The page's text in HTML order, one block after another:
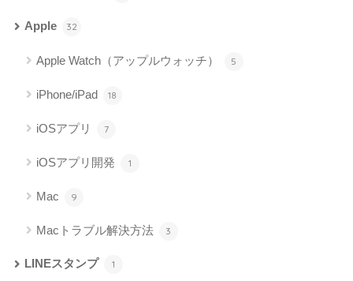
Apple 32
Apple Watch（アップルウォッチ） 5
iPhone/iPad 18
iOSアプリ 7
iOSアプリ開発 1
Mac 9
Macトラブル解決方法 3
LINEスタンプ 1